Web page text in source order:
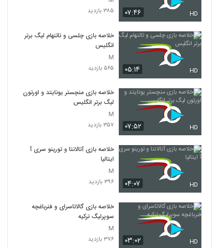
۰۷:۴۶ HD
۳۸۵ بازدید
۰۵:۱۴ HD
خلاصه بازی چلسی و تاتنهام لیگ برتر
انگلیس
M
۵۶۵ بازدید
۰۷:۵۲ HD
خلاصه بازی منچستر یونایتد و اورتون
لیگ برتر انگلیس
M
۳۵۷ بازدید
۰۴:۰۷ HD
خلاصه بازی آتالانتا و تورینو سری آ
ایتالیا
M
۳۹۶ بازدید
۰۳:۰۲ HD
خلاصه بازی گالاتاسرای و فنرباغچه
سوپرلیگ ترکیه
M
۳۷۶ بازدید